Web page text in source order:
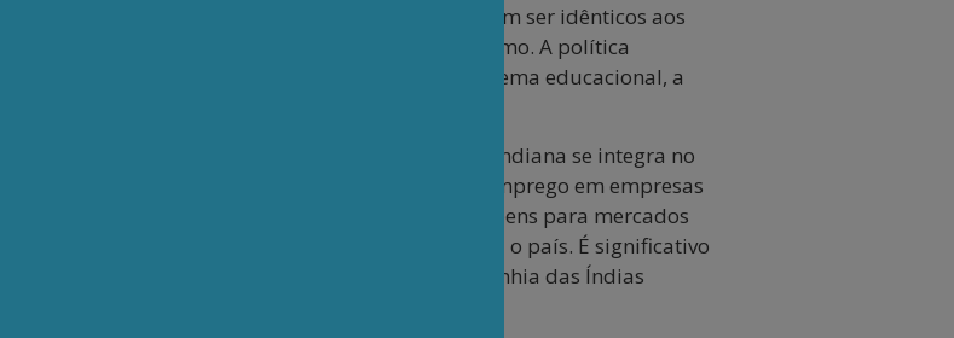
cursos das universidades do terceiro mundo devem ser idênticos aos
um sintoma de hegemonização do imperialismo. A política
ciente disso. Apesar das falhas evidentes do sistema educacional, a
ser culpada por ter uma visão errada.
a mudar, à medida que a grande burguesia indiana se integra no
jovens da classe média alta indiana procuram emprego em empresas
da nação passa a depender da exportação de bens para mercados
e de investimento direto estrangeiro para o país. É significativo
começarem a falar em convidar de novo a Companhia das Índias